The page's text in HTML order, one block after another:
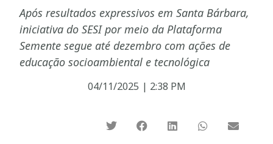
Após resultados expressivos em Santa Bárbara,
iniciativa do SESI por meio da Plataforma
Semente segue até dezembro com ações de
educação socioambiental e tecnológica
04/11/2025 | 2:38 PM